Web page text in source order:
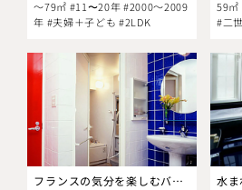
～79㎡ #11〜20年 #2000～2009
年 #夫婦＋子ども #2LDK
59㎡
#二
フランスの気分を楽しむバスルーム